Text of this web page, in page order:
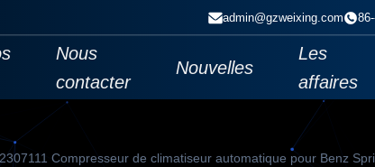
admin@gzweixing.com
Nous
contacter
Nouvelles
Les
affaires
Compresseur de climatiseur automatique pour Benz